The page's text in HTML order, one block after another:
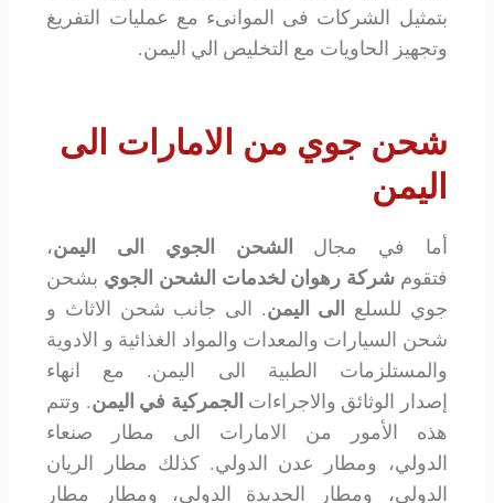
بتمثيل الشركات فى الموانىء مع عمليات التفريغ
وتجهيز الحاويات مع التخليص الي اليمن.
شحن جوي من الامارات الى
اليمن
أما في مجال الشحن الجوي الى اليمن،
فتقومشركة رهوان لخدمات الشحن الجوي بشحن
جوي للسلع الى اليمن. الى جانب شحن الاثاث و
شحن السيارات والمعدات والمواد الغذائية و الادوية
والمستلزمات الطبية الى اليمن. مع انهاء
إصدار الوثائق والاجراءات الجمركية في اليمن. وتتم
هذه الأمور من الامارات الى مطار صنعاء
الدولي، ومطار عدن الدولي. كذلك مطار الريان
الدولي، ومطار الحديدة الدولي، ومطار مطار